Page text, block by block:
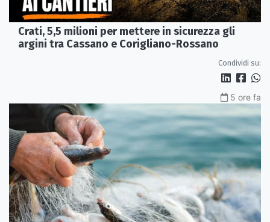
Crati, 5,5 milioni per mettere in sicurezza gli
argini tra Cassano e Corigliano-Rossano
Condividi su:
5 ore fa